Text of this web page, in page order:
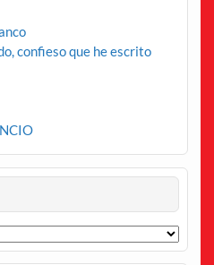
confieso que he escrito